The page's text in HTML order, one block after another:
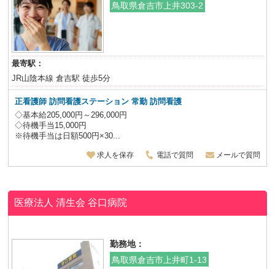
鳥取県倉吉市上井303-2
最寄駅：
JR山陰本線 倉吉駅 徒歩5分
正看護師 訪問看護ステーション 常勤 訪問看護
◇基本給205,000円～296,000円
◇待機手当15,000円
※待機手当は日額500円×30...
求人を保存 電話で質問 メールで質問
医療法人 清生会谷口病院
勤務地：
鳥取県倉吉市上井町1-13